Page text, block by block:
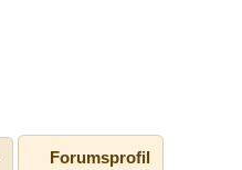
Forumsprofil